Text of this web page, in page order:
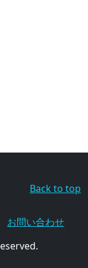
Back to top
お問い合わせ